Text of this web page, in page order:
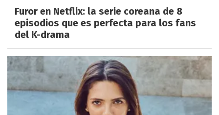
Furor en Netflix: la serie coreana de 8
episodios que es perfecta para los fans
del K-drama